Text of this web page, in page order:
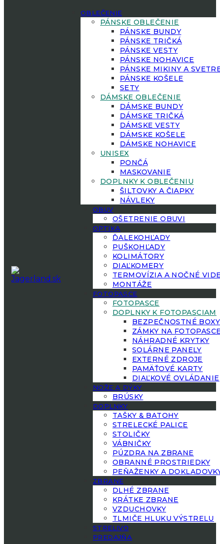
OBLEČENIE
PÁNSKE OBLEČENIE
PÁNSKE BUNDY
PÁNSKE TRIČKÁ
PÁNSKE VESTY
PÁNSKE NOHAVICE
PÁNSKE MIKINY A
PÁNSKE KOŠELE
SETY
DÁMSKE OBLEČENIE
DÁMSKE BUNDY
DÁMSKE TRIČKÁ
DÁMSKE VESTY
DÁMSKE KOŠELE
DÁMSKE NOHAVICE
UNISEX
PONČÁ
MASKOVANIE
DOPLNKY K OBLEČENIU
ŠILTOVKY A ČIAPKY
NÁVLEKY
OBUV
OŠETRENIE OBUVI
OPTIKA
ĎALEKOHĽADY
PUŠKOHĽADY
KOLIMÁTORY
DIAĽKOMERY
TERMOVÍZIA A NOČNÉ
MONTÁŽE
FOTOPASCE
FOTOPASCE
DOPLNKY K FOTOPASCIAM
BEZPEČNOSTNÉ BOXY
ZÁMKY NA
NÁHRADNÉ KRYTKY
SOLÁRNE PANELY
EXTERNÉ ZDROJE
PAMÄŤOVÉ KARTY
DIAĽKOVÉ OVLÁDANIE
NOŽE A DÝKY
BRÚSKY
DOPLNKY
TAŠKY & BATOHY
STRELECKÉ PALICE
STOLIČKY
VÁBNIČKY
PÚZDRA NA ZBRANE
OBRANNÉ PROSTRIEDKY
PEŇAŽENKY A
ZBRANE
DLHÉ ZBRANE
KRÁTKE ZBRANE
VZDUCHOVKY
TLMIČE HLUKU VÝSTRELU
STRELIVO
PREDAJŇA